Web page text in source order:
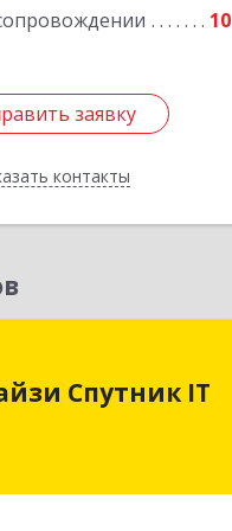
10
заявку
контакты
заявку
Назад
Спутник IT
край, город-
Иноземцево п,